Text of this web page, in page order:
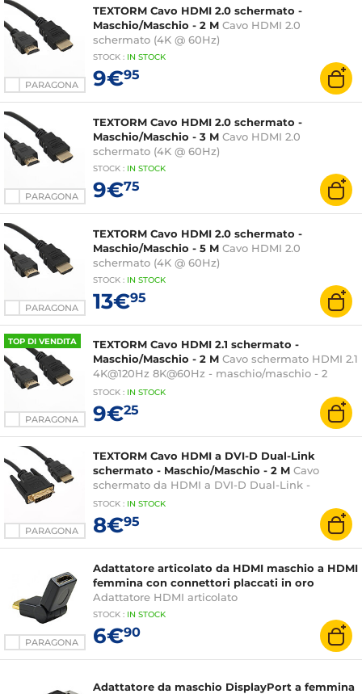
PARAGONA
TEXTORM Cavo HDMI 2.0 schermato -
Maschio/Maschio - 2 M Cavo HDMI 2.0
schermato (4K @ 60Hz)
STOCK : IN STOCK
9€95
PARAGONA
TEXTORM Cavo HDMI 2.0 schermato -
Maschio/Maschio - 3 M Cavo HDMI 2.0
schermato (4K @ 60Hz)
STOCK : IN STOCK
9€75
PARAGONA
TEXTORM Cavo HDMI 2.0 schermato -
Maschio/Maschio - 5 M Cavo HDMI 2.0
schermato (4K @ 60Hz)
STOCK : IN STOCK
13€95
TOP DI VENDITA
PARAGONA
TEXTORM Cavo HDMI 2.1 schermato -
Maschio/Maschio - 2 M Cavo schermato HDMI 2.1
4K@120Hz 8K@60Hz - maschio/maschio - 2
metri
STOCK : IN STOCK
9€25
PARAGONA
TEXTORM Cavo HDMI a DVI-D Dual-Link
schermato - Maschio/Maschio - 2 M Cavo
schermato da HDMI a DVI-D Dual-Link -
Maschio/Maschio - 2 M
STOCK : IN STOCK
8€95
PARAGONA
Adattatore articolato da HDMI maschio a HDMI
femmina con connettori placcati in oro
Adattatore HDMI articolato
STOCK : IN STOCK
6€90
Adattatore da maschio DisplayPort a femmina